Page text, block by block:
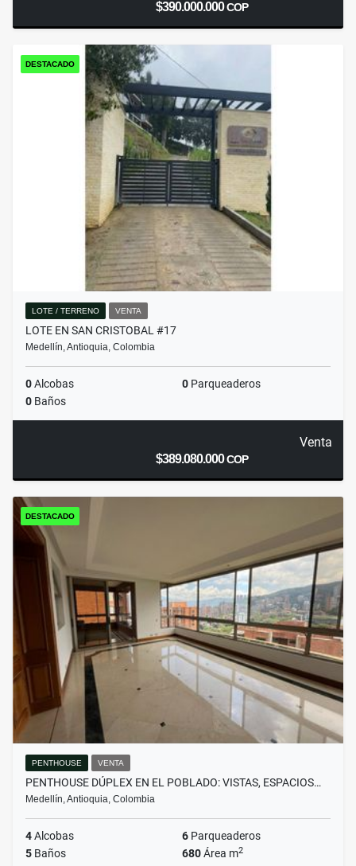
$390.000.000COP
DESTACADO
LOTE / TERRENO VENTA
LOTE EN SAN CRISTOBAL #17
Medellín, Antioquia, Colombia
0Alcobas 0 Parqueaderos
0 Baños
Venta
$389.080.000COP
DESTACADO
PENTHOUSE VENTA
PENTHOUSE DÚPLEX EN EL POBLADO: VISTAS, ESPACIOS…
Medellín, Antioquia, Colombia
4Alcobas 6 Parqueaderos
5 Baños 680Área m2